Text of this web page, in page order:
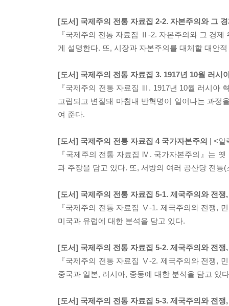
[도서] 국제주의 전통 자료집 2-2. 자본주의와 그
『국제주의 전통 자료집 Ⅱ-2. 자본주의와 그 경
게 설명한다. 또, 시장과 자본주의를 대체할 대안
[도서] 국제주의 전통 자료집 3. 1917년 10월 러시
『국제주의 전통 자료집 Ⅲ. 1917년 10월 러시아
고립되고 변질돼 마침내 반혁명이 일어나는 과정
여 준다.
[도서] 국제주의 전통 자료집 4 국가자본주의 | <알
『국제주의 전통 자료집 Ⅳ. 국가자본주의』는
과 주장을 담고 있다. 또, 서방의 여러 공산당 전
[도서] 국제주의 전통 자료집 5-1. 제국주의와 전쟁
『국제주의 전통 자료집 Ⅴ-1. 제국주의와 전쟁,
미국과 유럽에 대한 분석을 담고 있다.
[도서] 국제주의 전통 자료집 5-2. 제국주의와 전쟁
『국제주의 전통 자료집 Ⅴ-2. 제국주의와 전쟁,
중국과 일본, 러시아, 중동에 대한 분석을 담고 있
[도서] 국제주의 전통 자료집 5-3. 제국주의와 전쟁